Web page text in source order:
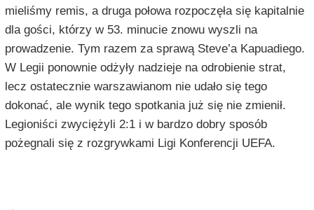
mieliśmy remis, a druga połowa rozpoczęła się kapitalnie
dla gości, którzy w 53. minucie znowu wyszli na
prowadzenie. Tym razem za sprawą Steve’a Kapuadiego.
W Legii ponownie odżyły nadzieje na odrobienie strat,
lecz ostatecznie warszawianom nie udało się tego
dokonać, ale wynik tego spotkania już się nie zmienił.
Legioniści zwyciężyli 2:1 i w bardzo dobry sposób
pożegnali się z rozgrywkami Ligi Konferencji UEFA.